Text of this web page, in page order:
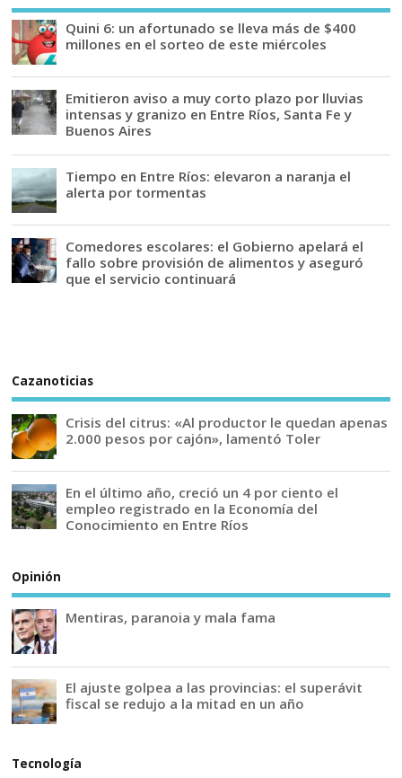
Quini 6: un afortunado se lleva más de $400
millones en el sorteo de este miércoles
Emitieron aviso a muy corto plazo por lluvias
intensas y granizo en Entre Ríos, Santa Fe y
Buenos Aires
Tiempo en Entre Ríos: elevaron a naranja el
alerta por tormentas
Comedores escolares: el Gobierno apelará el
fallo sobre provisión de alimentos y aseguró
que el servicio continuará
Cazanoticias
Crisis del citrus: «Al productor le quedan apenas
2.000 pesos por cajón», lamentó Toler
En el último año, creció un 4 por ciento el
empleo registrado en la Economía del
Conocimiento en Entre Ríos
Opinión
Mentiras, paranoia y mala fama
El ajuste golpea a las provincias: el superávit
fiscal se redujo a la mitad en un año
Tecnología